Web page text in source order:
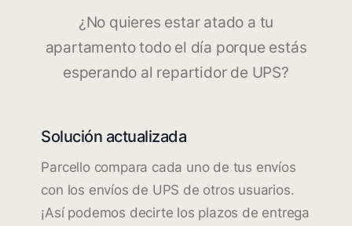
¿No quieres estar atado a tu
apartamento todo el día porque estás
esperando al repartidor de UPS?
Solución actualizada
Parcello compara cada uno de tus envíos
con los envíos de UPS de otros usuarios.
¡Así podemos decirte los plazos de entrega